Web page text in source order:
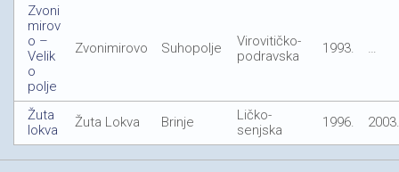
Zvoni
mirov
o –
Velik
o
polje
Zvonimirovo Suhopolje
Virovitičko-
podravska
1993. …
Žuta
lokva
Žuta Lokva Brinje
Ličko-
senjska
1996. 2003.